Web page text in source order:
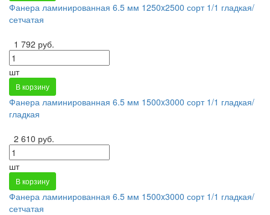
Фанера ламинированная 6.5 мм 1250x2500 сорт 1/1 гладкая/
сетчатая
1 792 руб.
шт
В корзину
Фанера ламинированная 6.5 мм 1500x3000 сорт 1/1 гладкая/
гладкая
2 610 руб.
шт
В корзину
Фанера ламинированная 6.5 мм 1500x3000 сорт 1/1 гладкая/
сетчатая